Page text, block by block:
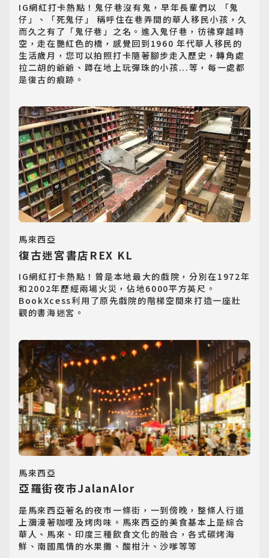
日韓旅遊
Northeast Asia
Southeast Asia
歐洲旅遊
Europe
郵輪旅遊
IG網紅打卡熱點！鬼仔巷沒有鬼，早年長輩們以 「鬼
仔」、「死鬼仔」 稱呼住在巷弄間的華人移民小孩，久
而久之有了「鬼仔巷」之名。進入鬼仔巷，彷彿穿越時
空，走在艷紅色的橋，感覺回到1960 年代華人移民的
生活歲月，您可以拍照打卡隨著腳步走入歷史，轉角處
拉二胡的爺爺、蹲在地上玩彈珠的小孩...等，每一處都
是復古的痕跡。
馬來西亞
復古迷宮書店REX KL
IG網紅打卡熱點！曾是本地最大的戲院，分別在1972年
和2002年歷經兩場火災，佔地6000平方英尺。
BookXcess利用了原先戲院的階梯空間來打造一座壯
觀的書海迷宮。
馬來西亞
亞羅街夜市JalanAlor
是馬來西亞著名的夜市一條街，一到傍晚，整條人行道
上瀰漫著咖哩及烤肉味。馬來西亞的美食基本上是綜合
華人、馬來、印度三種飲食文化的融合，各式碳烤海
鮮、南國風情的水果攤、酸柑汁、沙嗲等等